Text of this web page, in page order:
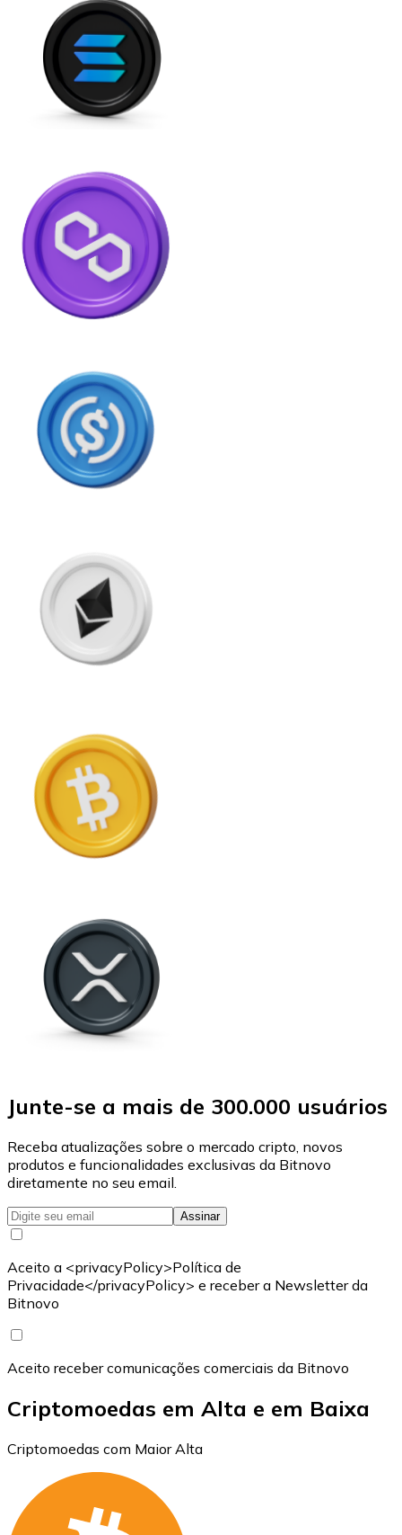
Junte-se a mais de 300.000 usuários
Receba atualizações sobre o mercado cripto, novos
produtos e funcionalidades exclusivas da Bitnovo
diretamente no seu email.
Assinar
Aceito a <privacyPolicy>Política de
Privacidade</privacyPolicy> e receber a Newsletter da
Bitnovo
Aceito receber comunicações comerciais da Bitnovo
Criptomoedas em Alta e em Baixa
Criptomoedas com Maior Alta